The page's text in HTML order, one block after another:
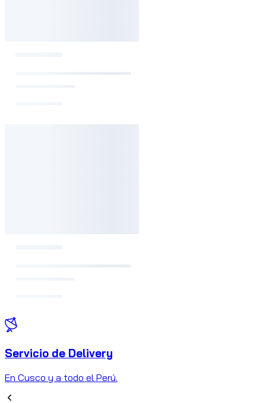
Servicio de Delivery
En Cusco y a todo el Perú.